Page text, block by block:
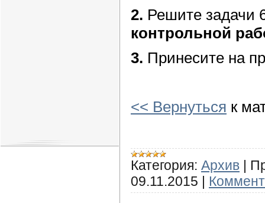
2. Решите задачи
контрольной
3. Принесите на
<< Вернуться к
Категория: Архив
09.11.2015